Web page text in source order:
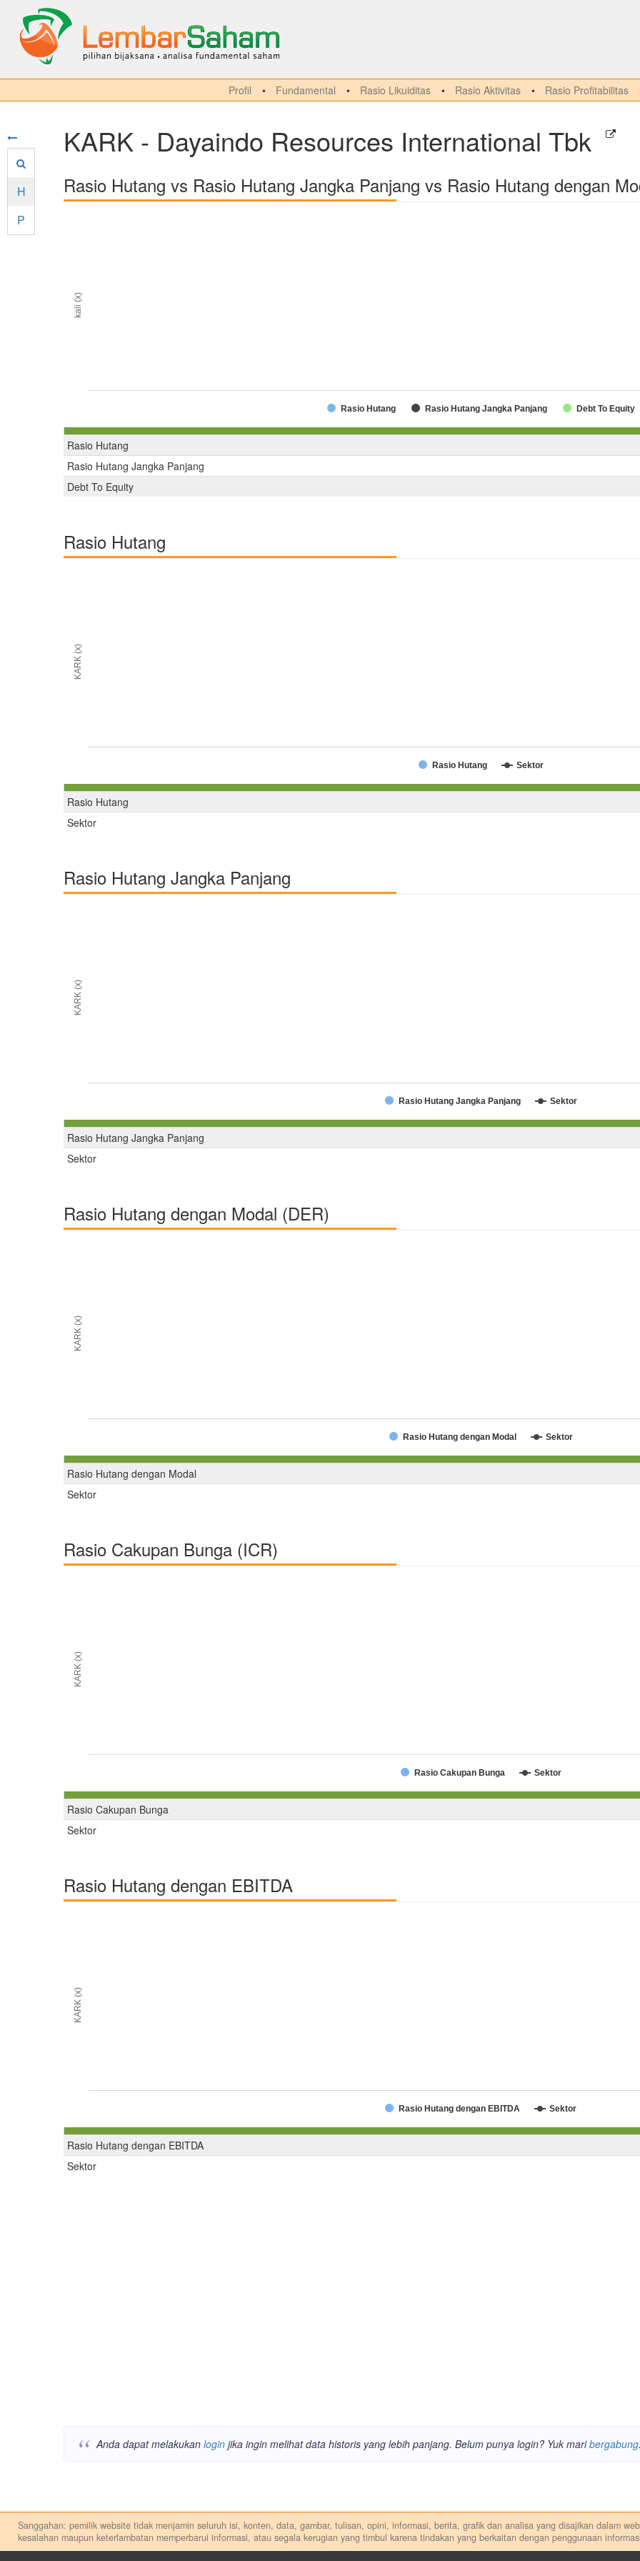
Profil Fundamental Rasio Likuiditas Rasio Aktivitas Rasio Profitabilitas
H
P
KARK - Dayaindo Resources International Tbk
Rasio Hutang vs Rasio Hutang Jangka Panjang vs Rasio Hutang dengan
kali (x)
Rasio Hutang Rasio Hutang Jangka Panjang Debt To Equity
Rasio Hutang
Rasio Hutang Jangka Panjang
Debt To Equity
Rasio Hutang
KARK (x)
Rasio Hutang Sektor
Rasio Hutang
Sektor
Rasio Hutang Jangka Panjang
KARK (x)
Rasio Hutang Jangka Panjang Sektor
Rasio Hutang Jangka Panjang
Sektor
Rasio Hutang dengan Modal (DER)
KARK (x)
Rasio Hutang dengan Modal Sektor
Rasio Hutang dengan Modal
Sektor
Rasio Cakupan Bunga (ICR)
KARK (x)
Rasio Cakupan Bunga Sektor
Rasio Cakupan Bunga
Sektor
Rasio Hutang dengan EBITDA
KARK (x)
Rasio Hutang dengan EBITDA Sektor
Rasio Hutang dengan EBITDA
Sektor
Anda dapat melakukanlogin jika ingin melihat data historis yang lebih panjang. Belum punya login? Yuk maribergabung.
Sanggahan: pemilik website tidak menjamin seluruh isi, konten, data, gambar, tulisan, opini, informasi, berita, grafik dan analisa yang disajikan dalam
kesalahan maupun keterlambatan memperbarui informasi, atau segala kerugian yang timbul karena tindakan yang berkaitan dengan penggunaan